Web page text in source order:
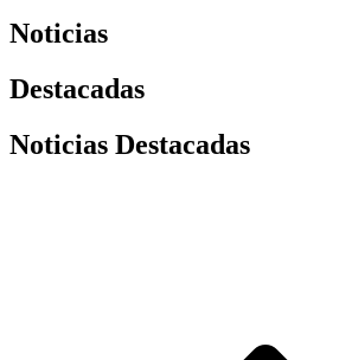
Noticias
Destacadas
Noticias Destacadas